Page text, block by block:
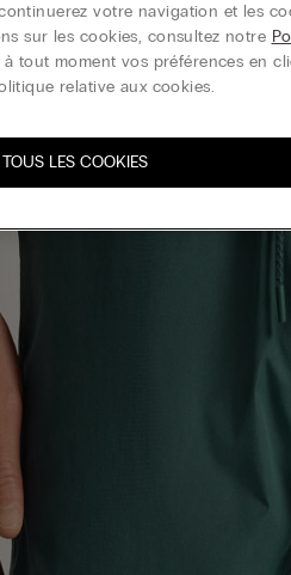
votre navigation et les
sur les cookies, consultez notre
tout moment vos préférences en
relative aux cookies.
LES COOKIES